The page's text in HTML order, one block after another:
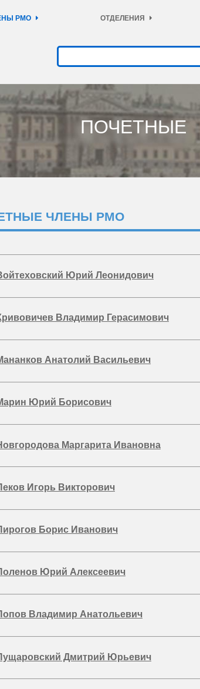
РМО ОТДЕЛЕНИЯ
ПОЧЕТНЫЕ
ЧЛЕНЫ РМО
Юрий Леонидович
Владимир Герасимович
Анатолий Васильевич
Юрий Борисович
Маргарита Ивановна
Игорь Викторович
Борис Иванович
Юрий Алексеевич
Владимир Анатольевич
Дмитрий Юрьевич